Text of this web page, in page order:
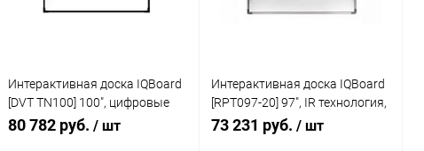
Интерактивная доска IQBoard
[DVT TN100] 100", цифровые
камеры, 10 касаний, USB,
80 782 руб. / шт
Интерактивная доска IQBoard
[RPT097-20] 97", IR технология,
20 касаний, USB, 16:10
73 231 руб. / шт